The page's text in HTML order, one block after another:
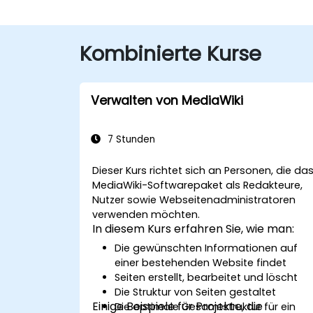
Kombinierte Kurse
Verwalten von MediaWiki
7 Stunden
Dieser Kurs richtet sich an Personen, die
MediaWiki-Softwarepaket als Redakteure,
Nutzer sowie Webseitenadministratoren
verwenden möchten.
In diesem Kurs erfahren Sie, wie man:
Die gewünschten Informationen auf
einer bestehenden Website findet
Seiten erstellt, bearbeitet und löscht
Die Struktur von Seiten gestaltet
Die optimale Gesamtstruktur für ein
Einige Beispiele für Projekte, die